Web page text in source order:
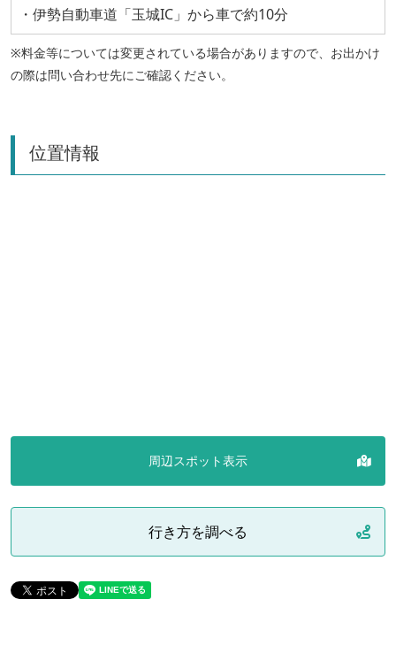
・伊勢自動車道「玉城IC」から車で約10分
※料金等については変更されている場合がありますので、お出かけ
の際は問い合わせ先にご確認ください。
位置情報
周辺スポット表示
行き方を調べる